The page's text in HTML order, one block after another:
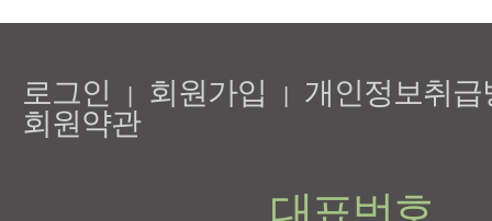
로그인 회원가입
개인정보취급
회원약관
대표번호